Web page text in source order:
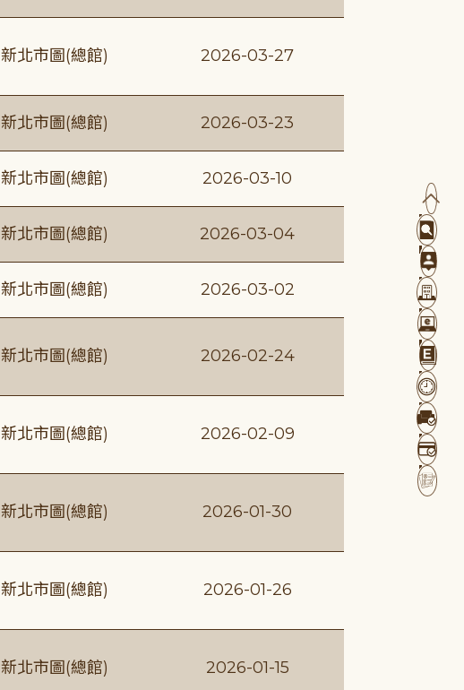
新北市圖(總館) 2026-03-27
新北市圖(總館) 2026-03-23
新北市圖(總館) 2026-03-10
新北市圖(總館) 2026-03-04
新北市圖(總館) 2026-03-02
新北市圖(總館) 2026-02-24
新北市圖(總館) 2026-02-09
新北市圖(總館) 2026-01-30
新北市圖(總館) 2026-01-26
新北市圖(總館) 2026-01-15